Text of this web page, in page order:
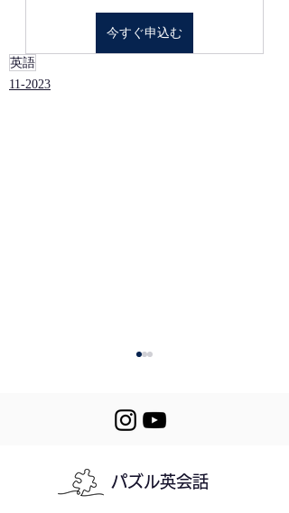
今すぐ申込む
英語
11-2023
352. Lettuce or
パズル英会話